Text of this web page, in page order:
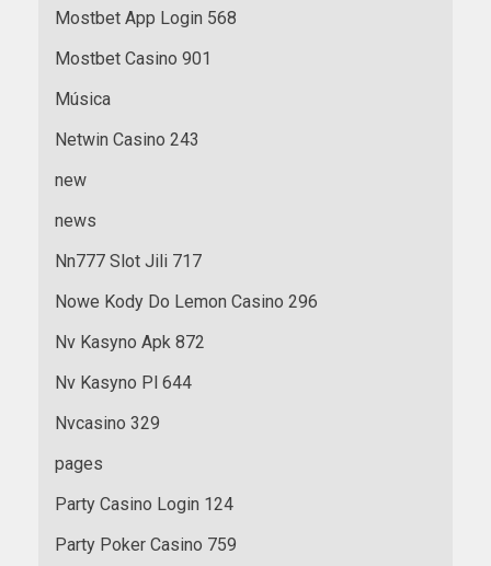
Mostbet App Login 568
Mostbet Casino 901
Música
Netwin Casino 243
new
news
Nn777 Slot Jili 717
Nowe Kody Do Lemon Casino 296
Nv Kasyno Apk 872
Nv Kasyno Pl 644
Nvcasino 329
pages
Party Casino Login 124
Party Poker Casino 759